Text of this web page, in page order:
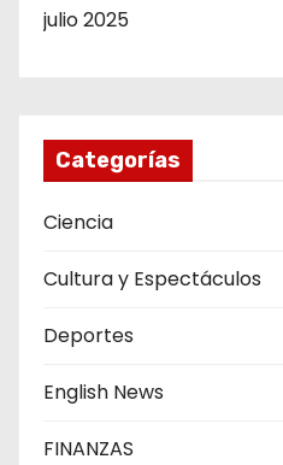
julio 2025
Categorías
Ciencia
Cultura y Espectáculos
Deportes
English News
FINANZAS